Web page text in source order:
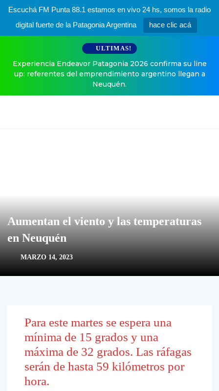
Escuchá FM Punta 88.1 estamos en vivo 24 hs, somos la radio
digital fuerte de la Patagonia Argentina
hace clic acá
ULTIMAS!
Experiencia Endeavor Patagonia 2026 confirma su line
up: referentes del emprendimiento argentino llegan a
Neuquén.
Aumentan el viento y las temperaturas
en Neuquén
MARZO 14, 2023
Para este martes se espera una
mínima de 15 grados y una
máxima de 32 grados. Las ráfagas
serán de hasta 59 kilómetros por
hora.